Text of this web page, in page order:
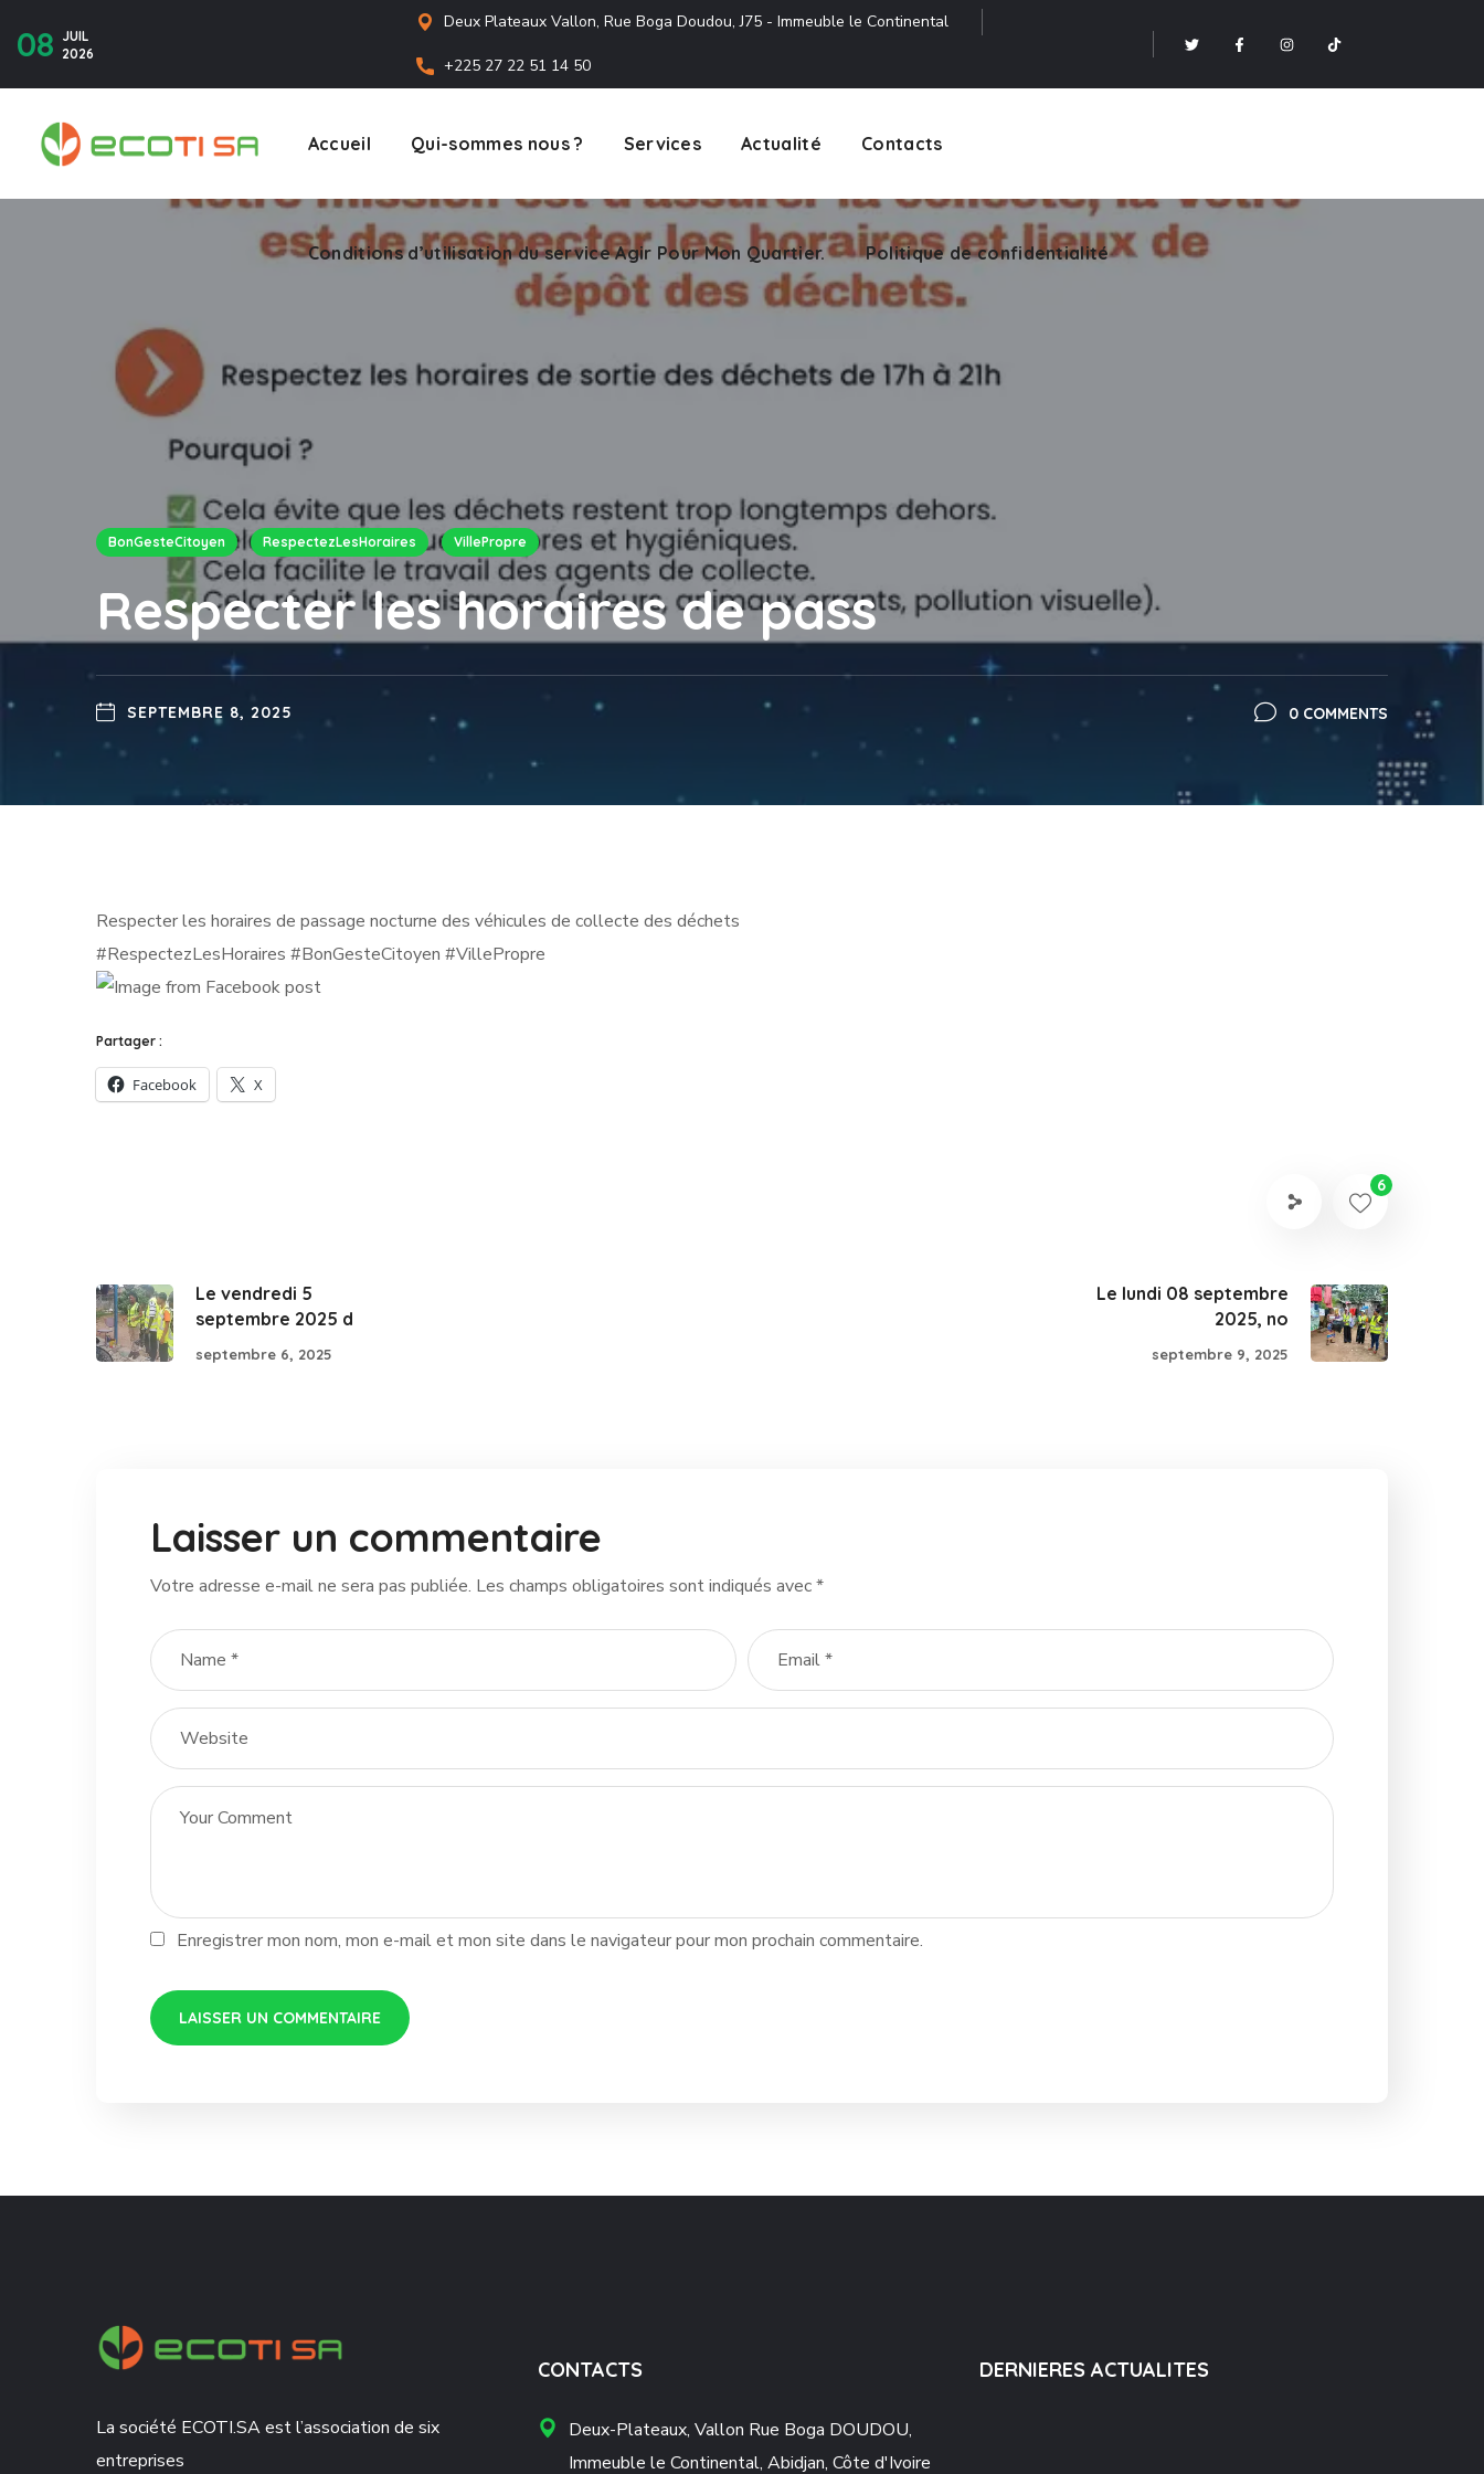
08 JUIL
2026
Deux Plateaux Vallon, Rue Boga Doudou, J75 - Immeuble le Continental
+225 27 22 51 14 50
Accueil Qui-sommes nous ? Services Actualité Contacts
Conditions d’utilisation du service Agir Pour Mon Quartier. Politique de confidentialité
BonGesteCitoyen RespectezLesHoraires VillePropre
Respecter les horaires de pass
SEPTEMBRE 8, 2025 0 COMMENTS
Respecter les horaires de passage nocturne des véhicules de collecte des déchets
#RespectezLesHoraires #BonGesteCitoyen #VillePropre
Partager :
Facebook X
6
Le vendredi 5
septembre 2025 d
septembre 6, 2025
Le lundi 08 septembre
2025, no
septembre 9, 2025
Laisser un commentaire
Votre adresse e-mail ne sera pas publiée. Les champs obligatoires sont indiqués avec*
Enregistrer mon nom, mon e-mail et mon site dans le navigateur pour mon prochain commentaire.
La société ECOTI.SA est l’association de six
entreprises
CONTACTS
Deux-Plateaux, Vallon Rue Boga DOUDOU,
Immeuble le Continental, Abidjan, Côte d'Ivoire
DERNIERES ACTUALITES